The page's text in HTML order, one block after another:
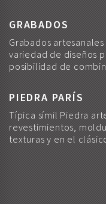
GRABADOS
Grabados
variedad de diseños
posibilidad de
PIEDRA PARÍS
Típica símil Piedra
revestimientos,
texturas y en el